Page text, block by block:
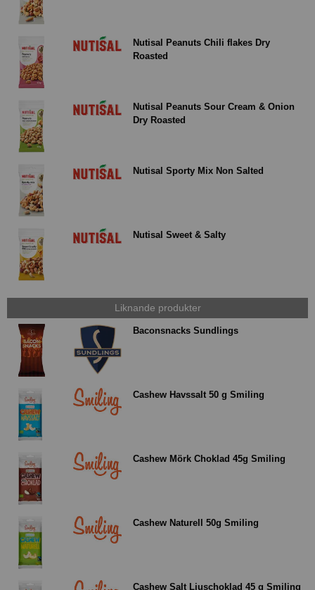
Nutisal Peanuts Chili flakes Dry
Roasted
Nutisal Peanuts Sour Cream & Onion
Dry Roasted
Nutisal Sporty Mix Non Salted
Nutisal Sweet & Salty
Liknande produkter
Baconsnacks Sundlings
Cashew Havssalt 50 g Smiling
Cashew Mörk Choklad 45g Smiling
Cashew Naturell 50g Smiling
Cashew Salt Ljuschoklad 45 g Smiling